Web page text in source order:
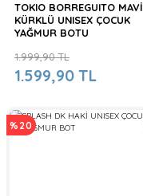
TOKIO BORREGUITO MAVİ
KÜRKLÜ UNISEX ÇOCUK
YAĞMUR BOTU
1.599,90 TL
1.999,90 TL
%20